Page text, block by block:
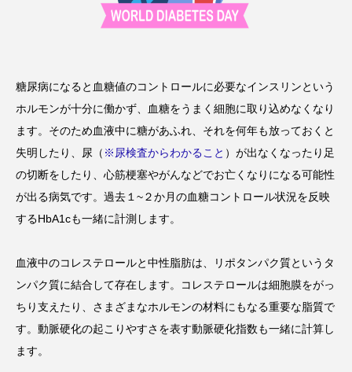
糖尿病になると血糖値のコントロールに必要なインスリンという
ホルモンが十分に働かず、血糖をうまく細胞に取り込めなくなり
ます。そのため血液中に糖があふれ、それを何年も放っておくと
失明したり、尿（ ※尿検査からわかること ）が出なくなったり足
の切断をしたり、心筋梗塞やがんなどでお亡くなりになる可能性
が出る病気です。過去１~２か月の血糖コントロール状況を反映
するHbA1cも一緒に計測します。
血液中のコレステロールと中性脂肪は、リポタンパク質というタ
ンパク質に結合して存在します。コレステロールは細胞膜をがっ
ちり支えたり、さまざまなホルモンの材料にもなる重要な脂質で
す。動脈硬化の起こりやすさを表す動脈硬化指数も一緒に計算し
ます。